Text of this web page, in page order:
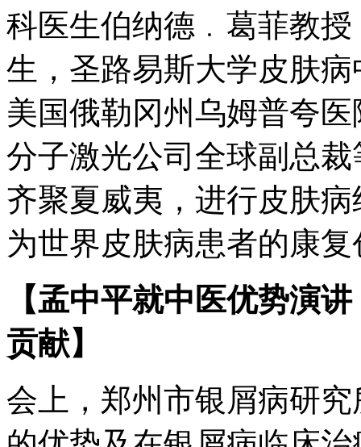
科医生伯纳德﹒葛菲教
生，圣路易斯大学皮肤
美国俄勒冈州乌姆普夸
分子激光公司全球副总
齐聚夏威夷，进行皮肤
为世界皮肤病患者的康
【孟中平就中医优势演
贡献】
会上，郑州市银屑病研